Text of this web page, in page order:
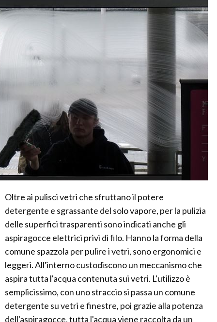
Oltre ai pulisci vetri che sfruttano il potere
detergente e sgrassante del solo vapore, per la pulizia
delle superfici trasparenti sono indicati anche gli
aspiragocce elettrici privi di filo. Hanno la forma della
comune spazzola per pulire i vetri, sono ergonomici e
leggeri. All'interno custodiscono un meccanismo che
aspira tutta l'acqua contenuta sui vetri. L'utilizzo è
semplicissimo, con uno straccio si passa un comune
detergente su vetri e finestre, poi grazie alla potenza
dell'aspiragocce, tutta l'acqua viene raccolta da un